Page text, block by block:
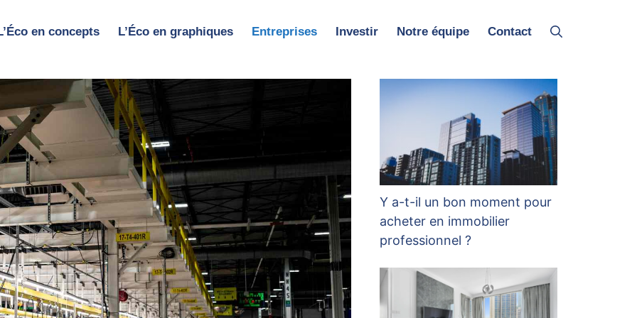
en concepts L’Éco en graphiques Entreprises Investir Notre équipe Contact
Y a-t-il un bon moment pour
acheter en immobilier
professionnel ?